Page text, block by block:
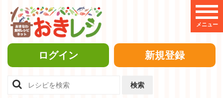
メニュー
ログイン 新規登録
検索